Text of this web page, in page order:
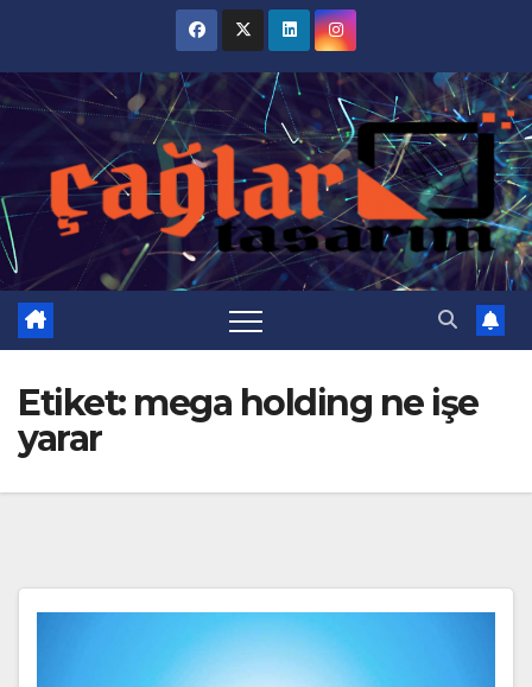
content
Etiket: mega holding ne işe
yarar